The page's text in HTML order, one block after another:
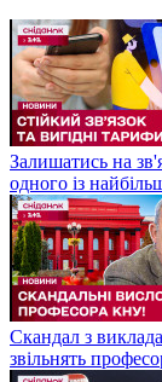
Залишатись на
одного із
Скандал з
звільнять